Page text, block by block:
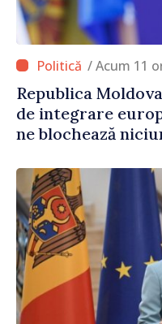
/ Acum 11
Republica
de integrare
ne blochează